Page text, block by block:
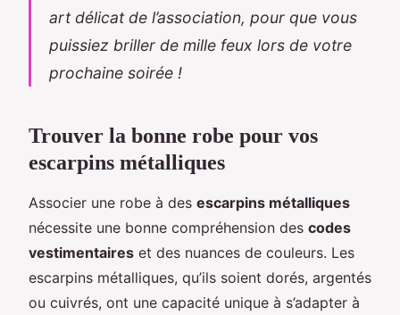
art délicat de l’association, pour que vous
puissiez briller de mille feux lors de votre
prochaine soirée !
Trouver la bonne robe pour vos
escarpins métalliques
Associer une robe à des escarpins métalliques
nécessite une bonne compréhension des codes
vestimentaires et des nuances de couleurs. Les
escarpins métalliques, qu’ils soient dorés, argentés
ou cuivrés, ont une capacité unique à s’adapter à